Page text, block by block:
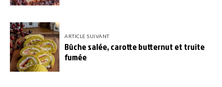
ARTICLE SUIVANT
Bûche salée, carotte butternut et truite
fumée